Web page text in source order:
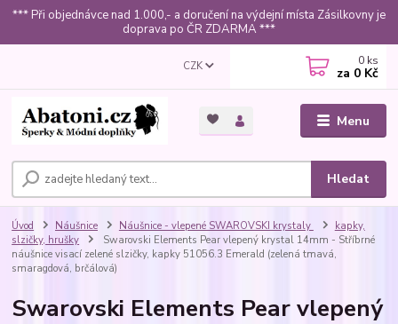
*** Při objednávce nad 1.000,- a doručení na výdejní místa Zásilkovny je
doprava po ČR ZDARMA ***
Menu
CZK
Hledat
0 ks
za 0 Kč
Úvod Náušnice Náušnice - vlepené SWAROVSKI krystaly
kapky,
slzičky, hrušky
Swarovski Elements Pear vlepený krystal 14mm - Stříbrné
náušnice visací zelené slzičky, kapky 51056.3 Emerald (zelená tmavá,
smaragdová, brčálová)
Swarovski Elements Pear vlepený